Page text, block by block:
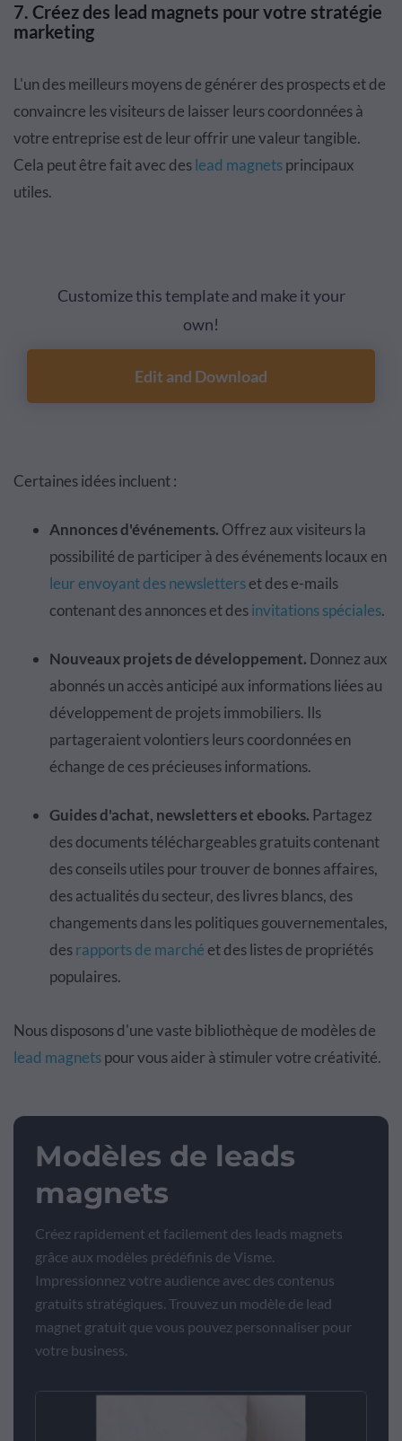
7. Créez des lead magnets pour votre stratégie
marketing
L'un des meilleurs moyens de générer des prospects et de
convaincre les visiteurs de laisser leurs coordonnées à
votre entreprise est de leur offrir une valeur tangible.
Cela peut être fait avec deslead magnetsprincipaux
utiles.
Customize this template and make it your
own!
Edit and Download
Certaines idées incluent :
Annonces d'événements. Offrez aux visiteurs la
possibilité de participer à des événements locaux en
leur envoyant des newsletterset des e-mails
contenant des annonces et desinvitations spéciales.
Nouveaux projets de développement. Donnez aux
abonnés un accès anticipé aux informations liées au
développement de projets immobiliers. Ils
partageraient volontiers leurs coordonnées en
échange de ces précieuses informations.
Guides d'achat, newsletters et ebooks. Partagez
des documents téléchargeables gratuits contenant
des conseils utiles pour trouver de bonnes affaires,
des actualités du secteur, des livres blancs, des
changements dans les politiques gouvernementales,
desrapports de marché et des listes de propriétés
populaires.
Nous disposons d'une vaste bibliothèque de modèles de
lead magnetspour vous aider à stimuler votre créativité.
Modèles de leads
magnets
Créez rapidement et facilement des leads magnets
grâce aux modèles prédéfinis de Visme.
Impressionnez votre audience avec des contenus
gratuits stratégiques. Trouvez un modèle de lead
magnet gratuit que vous pouvez personnaliser pour
votre business.